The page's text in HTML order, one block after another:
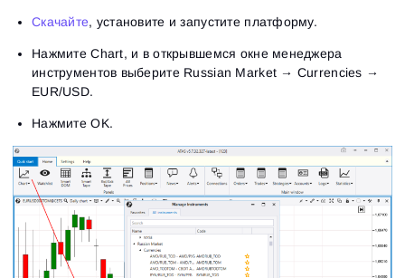
Скачайте, установите и запустите платформу.
Нажмите Chart, и в открывшемся окне менеджера
инструментов выберите Russian Market → Currencies →
EUR/USD.
Нажмите OK.